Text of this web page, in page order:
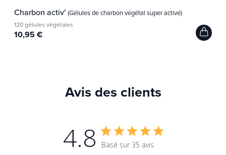
Charbon activ' (Gélules de charbon végétal super activé)
120 gélules végétales
10,95 €
Avis des clients
4.8 Basé sur 35 avis